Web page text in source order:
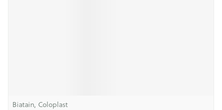
Biatain, Coloplast